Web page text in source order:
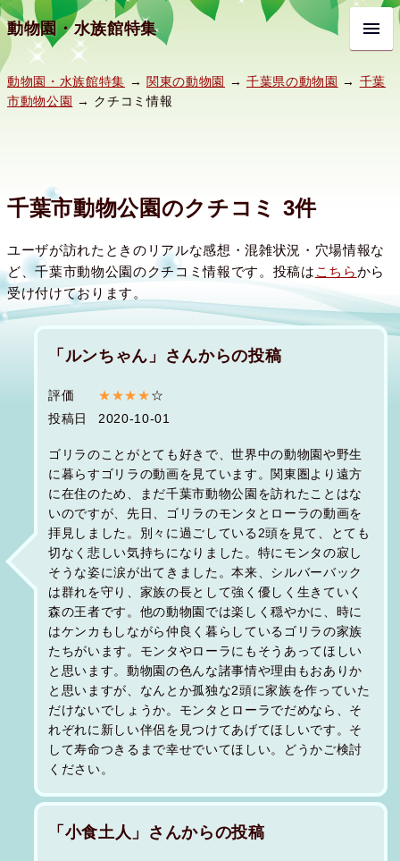
動物園・水族館特集
動物園・水族館特集 → 関東の動物園 → 千葉県の動物園 → 千葉
市動物公園 → クチコミ情報
千葉市動物公園のクチコミ 3件
ユーザが訪れたときのリアルな感想・混雑状況・穴場情報な
ど、千葉市動物公園のクチコミ情報です。投稿は こちらから
受け付けております。
「ルンちゃん」さんからの投稿
評価 ★★★★☆
投稿日
2020-10-01
ゴリラのことがとても好きで、世界中の動物園や野生
に暮らすゴリラの動画を見ています。関東圏より遠方
に在住のため、まだ千葉市動物公園を訪れたことはな
いのですが、先日、ゴリラのモンタとローラの動画を
拝見しました。別々に過ごしている2頭を見て、とても
切なく悲しい気持ちになりました。特にモンタの寂し
そうな姿に涙が出てきました。本来、シルバーバック
は群れを守り、家族の長として強く優しく生きていく
森の王者です。他の動物園では楽しく穏やかに、時に
はケンカもしながら仲良く暮らしているゴリラの家族
たちがいます。モンタやローラにもそうあってほしい
と思います。動物園の色んな諸事情や理由もおありか
と思いますが、なんとか孤独な2頭に家族を作っていた
だけないでしょうか。モンタとローラでだめなら、そ
れぞれに新しい伴侶を見つけてあげてほしいです。そ
して寿命つきるまで幸せでいてほしい。どうかご検討
ください。
「小食土人」さんからの投稿